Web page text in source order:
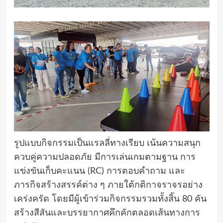
รูปแบบกิจกรรมเป็นแรลลี่ทางเรียบ เน้นความสนุก
ควบคู่ความปลอดภัย มีการเล่นเกมตามฐาน การ
แข่งขันเก็บคะแนน (RC) การตอบคำถาม และ
ภารกิจสร้างสรรค์ต่าง ๆ ภายใต้กติกาจราจรอย่าง
เคร่งครัด โดยมีผู้เข้าร่วมกิจกรรมรวมทั้งสิ้น 80 คัน
สร้างสีสันและบรรยากาศคึกคักตลอดเส้นทางการ